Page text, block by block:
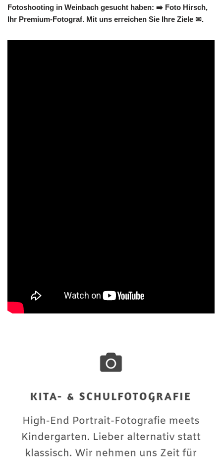
Fotoshooting in Weinbach gesucht haben: ➡️ Foto Hirsch,
Ihr Premium-Fotograf. Mit uns erreichen Sie Ihre Ziele ✉.